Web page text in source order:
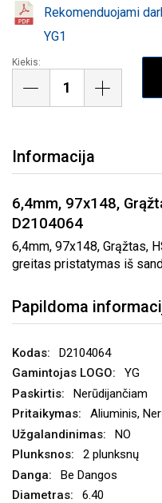
Rekomenduojami
YG1
Kiekis:
Informacija
6,4mm, 97x148,
D2104064
6,4mm, 97x148, Grąžtas,
greitas pristatymas iš
Papildoma
D2104064
YG
Nerūdijančiam
Aliuminis,
NO
2 plunksnų
Be Dangos
6.40